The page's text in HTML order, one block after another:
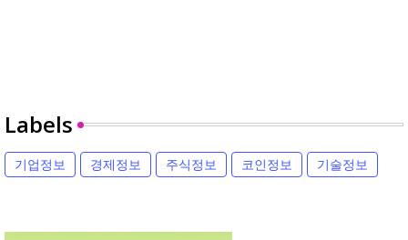
Labels
기업정보 경제정보 주식정보 코인정보 기술정보